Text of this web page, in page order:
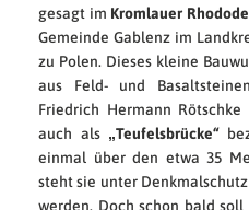
gesagt im Kromlauer
Gemeinde Gablenz im
zu Polen. Dieses kleine
aus Feld- und
Friedrich Hermann
auch als „Teufelsbrücke“
einmal über den etwa 35
steht sie unter
werden. Doch schon bald